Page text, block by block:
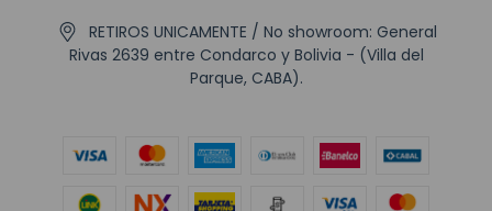
RETIROS UNICAMENTE / No showroom: General
Rivas 2639 entre Condarco y Bolivia - (Villa del
Parque, CABA).